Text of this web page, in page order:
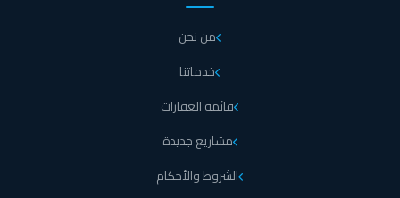
من نحن
خدماتنا
قائمة العقارات
مشاريع جديدة
الشروط والأحكام